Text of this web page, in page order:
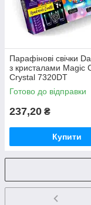
Парафінові свічки
з кристалами Magic
Crystal 7320DT
Готово до відправки
237,20 ₴
Купити